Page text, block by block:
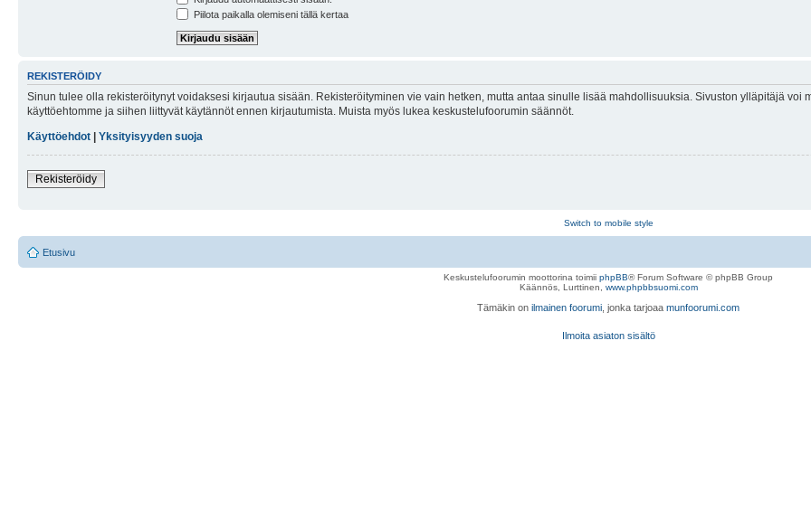
Piilota paikalla olemiseni tällä kertaa
REKISTERÖIDY
Sinun tulee olla rekisteröitynyt voidaksesi kirjautua sisään. Rekisteröityminen vie vain hetken, mutta antaa sinulle lisää mahdollisuuksia. Sivuston ylläpitäjä
käyttöehtomme ja siihen liittyvät käytännöt ennen kirjautumista. Muista myös lukea keskustelufoorumin säännöt.
Käyttöehdot
Yksityisyyden suoja
Rekisteröidy
Switch to mobile style
Etusivu
Keskustelufoorumin moottorina toimii phpBB® Forum Software © phpBB Group
Käännös, Lurttinen, www.phpbbsuomi.com
Tämäkin on ilmainen foorumi , jonka tarjoaa munfoorumi.com
Ilmoita asiaton sisältö